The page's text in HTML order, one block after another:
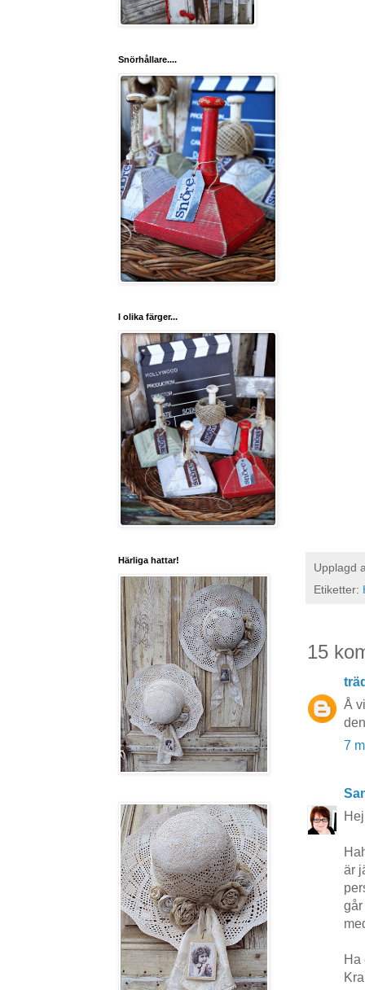
Upplagd
Etiketter:
15
Å
7
är
Ha
Snörhållare....
I olika färger...
Härliga hattar!